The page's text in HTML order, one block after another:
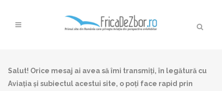
Salut! Orice mesaj ai avea să îmi transmiți, în legătură cu
Aviația și subiectul acestui site, o poți face rapid prin